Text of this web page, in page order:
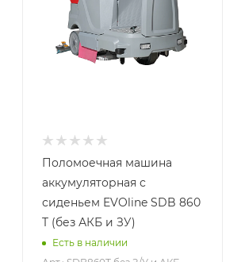
Поломоечная машина
аккумуляторная с
сиденьем EVOline SDB 860
T (без АКБ и ЗУ)
Есть в наличии